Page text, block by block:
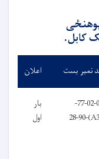
کابل.
نمبر بست اعلان
77-02-05-
بار
اول